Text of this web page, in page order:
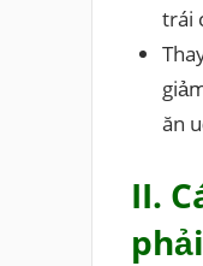
trái
ăn
II.